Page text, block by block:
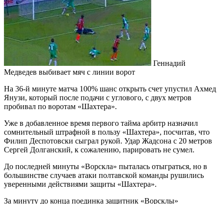
Геннадий
Медведев выбивает мяч с линии ворот
На 36-й минуте матча 100% шанс открыть счет упустил Ахмед
Янузи, который после подачи с углового, с двух метров
пробивал по воротам «Шахтера».
Уже в добавленное время первого тайма арбитр назначил
сомнительный штрафной в пользу «Шахтера», посчитав, что
Филип Деспотовски сыграл рукой. Удар Жадсона с 20 метров
Сергей Долганский, к сожалению, парировать не сумел.
До последней минуты «Ворскла» пыталась отыграться, но в
большинстве случаев атаки полтавской команды рушились
уверенными действиями защиты «Шахтера».
За минуту до конца поединка защитник «Ворсклы»